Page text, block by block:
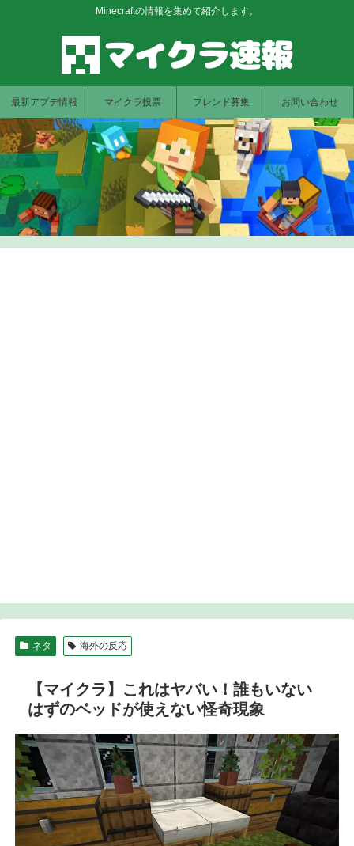
Minecraftの情報を集めて紹介します。
最新アプデ情報 マイクラ投票 フレンド募集 お問い合わせ
ネタ 海外の反応
【マイクラ】これはヤバい！誰もいない
はずのベッドが使えない怪奇現象